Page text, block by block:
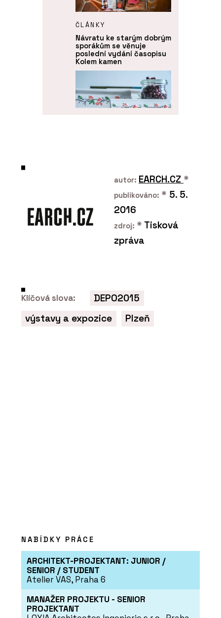
ČLÁNKY
Návratu ke starým dobrým
sporákům se věnuje
poslední vydání časopisu
Kolem kamen
O FIRMĚ
autor: EARCH.CZ *
publikováno: * 5. 5.
2016
zdroj: * Tisková
zpráva
Klíčová slova:
DEPO2015
výstavy a expozice
Plzeň
NABÍDKY PRÁCE
ARCHITEKT-PROJEKTANT: JUNIOR /
SENIOR / STUDENT
Atelier VAS, Praha 6
MANAŽER PROJEKTU - SENIOR
PROJEKTANT